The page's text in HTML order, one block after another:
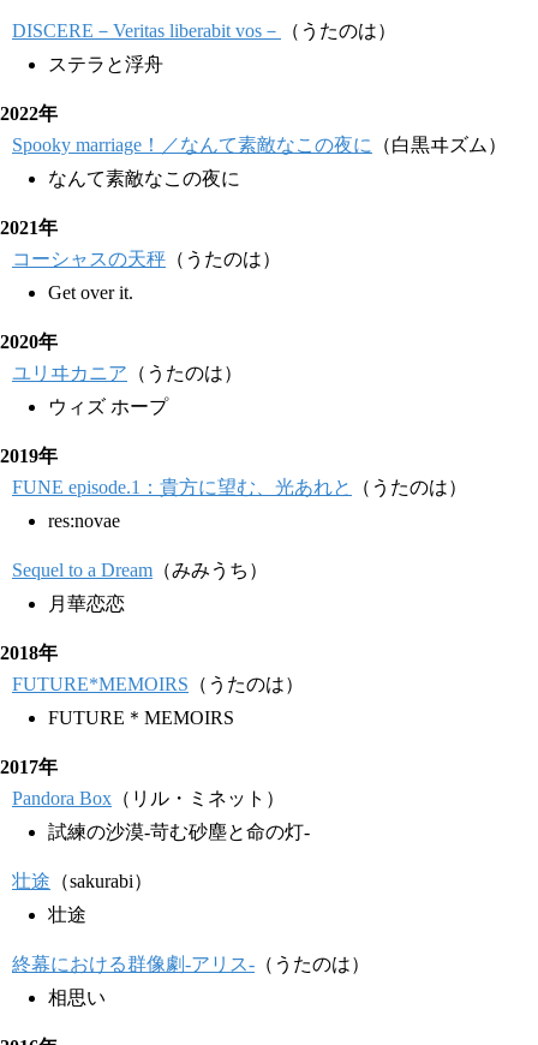
DISCERE－Veritas liberabit vos－
（うたのは）
ステラと浮舟
2022年
Spooky marriage！／なんて素敵なこの夜に
（白黒ヰズム）
なんて素敵なこの夜に
2021年
コーシャスの天秤 （うたのは）
Get over it.
2020年
ユリヰカニア （うたのは）
ウィズ ホープ
2019年
FUNE episode.1：貴方に望む、光あれと
（うたのは）
res:novae
Sequel to a Dream （みみうち）
月華恋恋
2018年
FUTURE*MEMOIRS （うたのは）
FUTURE＊MEMOIRS
2017年
Pandora Box （リル・ミネット）
試練の沙漠-苛む砂塵と命の灯-
壮途 （sakurabi）
壮途
終幕における群像劇-アリス- （うたのは）
相思い